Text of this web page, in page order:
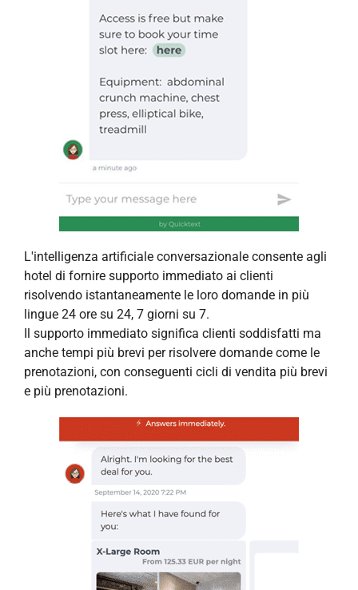
L'intelligenza artificiale conversazionale consente agli
hotel di fornire supporto immediato ai clienti
risolvendo istantaneamente le loro domande in più
lingue 24 ore su 24, 7 giorni su 7.
Il supporto immediato significa clienti soddisfatti ma
anche tempi più brevi per risolvere domande come le
prenotazioni, con conseguenti cicli di vendita più brevi
e più prenotazioni.